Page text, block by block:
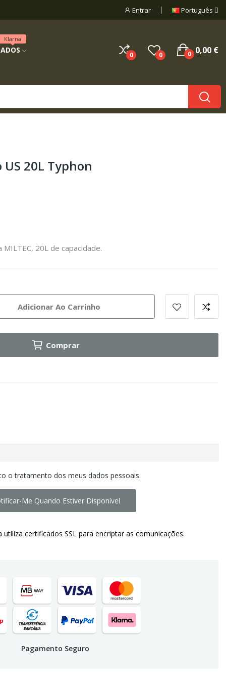
Entrar Português
Klarna
0 0 0,00 €
0
20L Typhon
20L de capacidade.
Adicionar Ao Carrinho
Comprar
o tratamento dos meus dados pessoais.
Me Quando Estiver Disponível
utiliza certificados SSL para encriptar as comunicações.
Pagamento Seguro